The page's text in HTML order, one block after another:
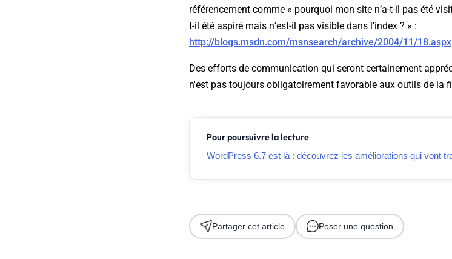
référencement comme « pourquoi mon site n’a-t-il pas été
t-il été aspiré mais n’est-il pas visible dans l’index ? » :
http://blogs.msdn.com/msnsearch/archive/2004/11/18.aspx
Des efforts de communication qui seront certainement
n'est pas toujours obligatoirement favorable aux outils de la
Pour poursuivre la lecture
WordPress 6.7 est là : découvrez les améliorations qui vont
Partager cet article Poser une question